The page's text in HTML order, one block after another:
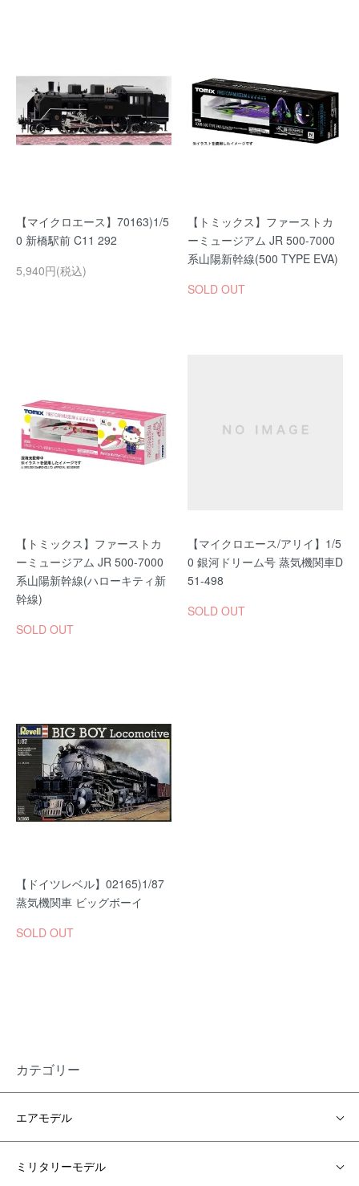
【マイクロエース】70163)1/5
0 新橋駅前 C11 292
5,940円(税込)
【トミックス】ファーストカ
ーミュージアム JR 500-7000
系山陽新幹線(500 TYPE EVA)
SOLD OUT
【トミックス】ファーストカ
ーミュージアム JR 500-7000
系山陽新幹線(ハローキティ新
幹線)
SOLD OUT
【マイクロエース/アリイ】1/5
0 銀河ドリーム号 蒸気機関車D
51-498
SOLD OUT
【ドイツレベル】02165)1/87
蒸気機関車 ビッグボーイ
SOLD OUT
カテゴリー
エアモデル
ミリタリーモデル